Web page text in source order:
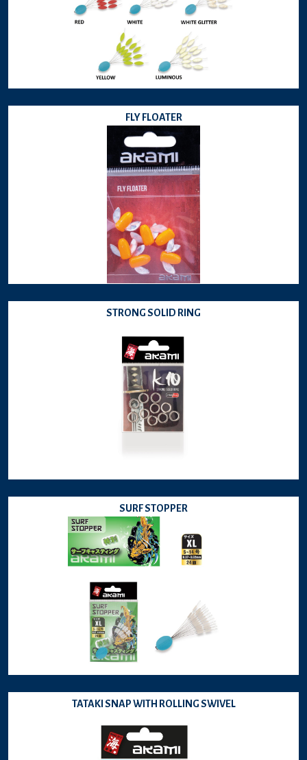
FLY FLOATER
STRONG SOLID RING
SURF STOPPER
TATAKI SNAP WITH ROLLING SWIVEL